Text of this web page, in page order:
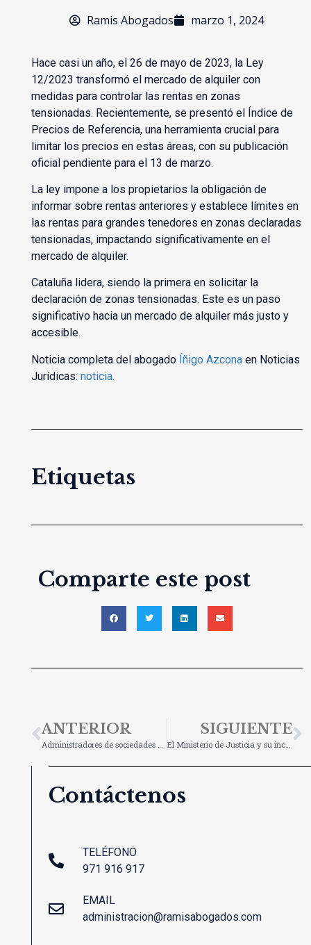
Ramis Abogados marzo 1, 2024
Hace casi un año, el 26 de mayo de 2023, la Ley
12/2023 transformó el mercado de alquiler con
medidas para controlar las rentas en zonas
tensionadas. Recientemente, se presentó el Índice de
Precios de Referencia, una herramienta crucial para
limitar los precios en estas áreas, con su publicación
oficial pendiente para el 13 de marzo.
La ley impone a los propietarios la obligación de
informar sobre rentas anteriores y establece límites en
las rentas para grandes tenedores en zonas declaradas
tensionadas, impactando significativamente en el
mercado de alquiler.
Cataluña lidera, siendo la primera en solicitar la
declaración de zonas tensionadas. Este es un paso
significativo hacia un mercado de alquiler más justo y
accesible.
Noticia completa del abogado Íñigo Azconaen Noticias
Jurídicas: noticia.
Etiquetas
Comparte este post
ANTERIOR
Administradores de sociedades de capital: la nueva doctrina del Tribunal Supremo sobre la prescripción de acciones en la responsabilidad por deudas
SIGUIENTE
El Ministerio de Justicia y su incumplimiento de la constitución: noticia y reflexión
Contáctenos
TELÉFONO
971 916 917
EMAIL
administracion@ramisabogados.com